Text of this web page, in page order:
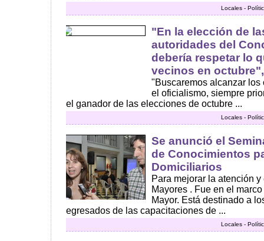
Locales -
"En la elección de
autoridades del
debería respetar lo
vecinos en
"Buscaremos alcanzar
el oficialismo, siempre
el ganador de las elecciones de octubre ...
Locales -
Se anunció el
de Conocimientos
Domiciliarios
Para mejorar la atención
Mayores . Fue en el
Mayor. Está destinado a
egresados de las capacitaciones de ...
Locales -